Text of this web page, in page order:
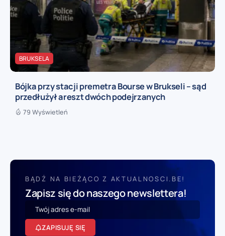
BRUKSELA
Bójka przy stacji premetra Bourse w Brukseli – sąd
przedłużył areszt dwóch podejrzanych
79 Wyświetleń
BĄDŹ NA BIEŻĄCO Z AKTUALNOSCI.BE!
Zapisz się do naszego newslettera!
ZAPISUJĘ SIĘ